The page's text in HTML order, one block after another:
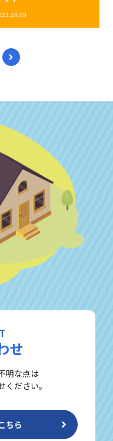
せ
明な点は
ださい。
ちら